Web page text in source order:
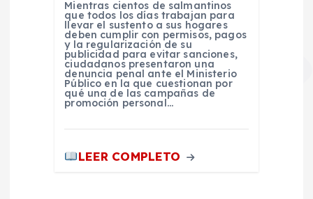
Mientras cientos de salmantinos
que todos los días trabajan para
llevar el sustento a sus hogares
deben cumplir con permisos, pagos
y la regularización de su
publicidad para evitar sanciones,
ciudadanos presentaron una
denuncia penal ante el Ministerio
Público en la que cuestionan por
qué una de las campañas de
promoción personal…
LEER COMPLETO